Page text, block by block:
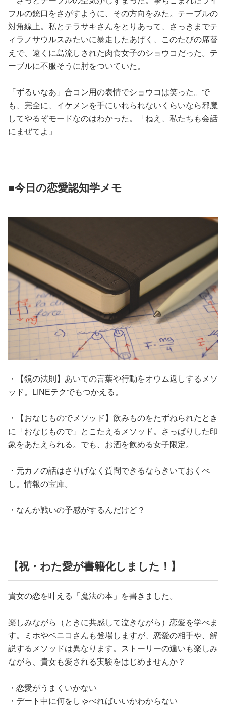
フルの銃口をさがすように、その方向をみた。テーブルの
対角線上。私とテラサキさんをとりあって、さっきまでテ
ィラノサウルスみたいに暴走したあげく、このたびの席替
えで、遠くに島流しされた肉食女子のショウコだった。テ
ーブルに不服そうに肘をついていた。
「ずるいなあ」合コン用の表情でショウコは笑った。で
も、完全に、イケメンを手にいれられないくらいなら邪魔
してやるぞモードなのはわかった。「ねえ、私たちも会話
にまぜてよ」
■今日の恋愛認知学メモ
・【鏡の法則】あいての言葉や行動をオウム返しするメソ
ッド。LINEテクでもつかえる。
・【おなじものでメソッド】飲みものをたずねられたとき
に「おなじもので」とこたえるメソッド。さっぱりした印
象をあたえられる。でも、お酒を飲める女子限定。
・元カノの話はさりげなく質問できるならきいておくべ
し。情報の宝庫。
・なんか戦いの予感がするんだけど？
【祝・わた愛が書籍化しました！】
貴女の恋を叶える「魔法の本」を書きました。
楽しみながら（ときに共感して泣きながら）恋愛を学べま
す。ミホやベニコさんも登場しますが、恋愛の相手や、解
説するメソッドは異なります。ストーリーの違いも楽しみ
ながら、貴女も愛される実験をはじめませんか？
・恋愛がうまくいかない
・デート中に何をしゃべればいいかわからない